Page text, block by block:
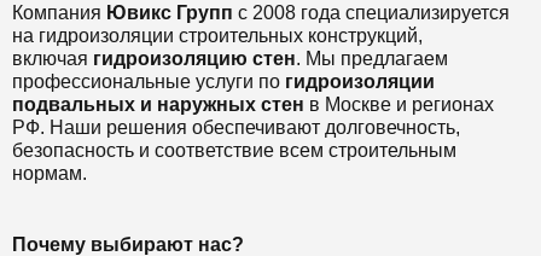
Компания Ювикс Групп с 2008 года специализируется
на гидроизоляции строительных конструкций,
включая гидроизоляцию стен. Мы предлагаем
профессиональные услуги по гидроизоляции
подвальных и наружных стен в Москве и регионах
РФ. Наши решения обеспечивают долговечность,
безопасность и соответствие всем строительным
нормам.
Почему выбирают нас?